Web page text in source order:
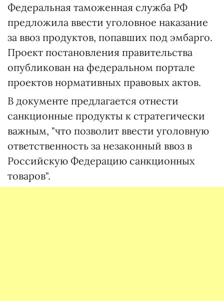
Федеральная таможенная служба РФ
предложила ввести уголовное наказание
за ввоз продуктов, попавших под эмбарго.
Проект постановления правительства
опубликован на федеральном портале
проектов нормативных правовых актов.
В документе предлагается отнести
санкционные продукты к стратегически
важным, "что позволит ввести уголовную
ответственность за незаконный ввоз в
Российскую Федерацию санкционных
товаров".